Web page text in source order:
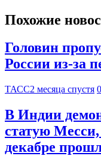
Похожие
Головин
России из-за
ТАСС2 месяца спустя 0
В Индии
статую
декабре